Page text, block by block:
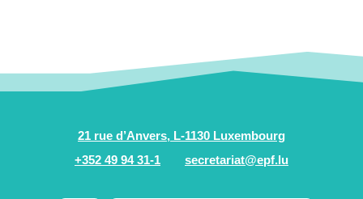
21 rue d’Anvers, L-1130 Luxembourg
+352 49 94 31-1
secretariat@epf.lu